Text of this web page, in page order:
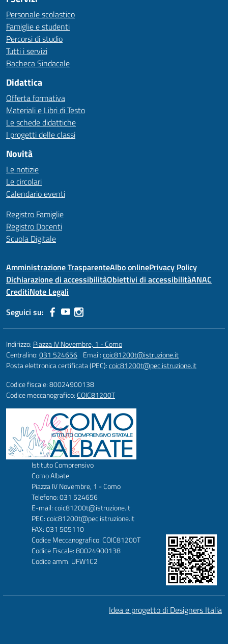
Personale scolastico
Famiglie e studenti
Percorsi di studio
Tutti i servizi
Bacheca Sindacale
Didattica
Offerta formativa
Materiali e Libri di Testo
Le schede didattiche
I progetti delle classi
Novità
Le notizie
Le circolari
Calendario eventi
Registro Famiglie
Registro Docenti
Scuola Digitale
Amministrazione TrasparenteAlbo onlinePrivacy Policy
Dichiarazione di accessibilitàObiettivi di accessibilitàANAC
CreditiNote Legali
Seguici su:
Indirizzo: Piazza IV Novembre, 1 - Como
Centralino:031 524656 Email:coic81200t@istruzione.it
Posta elettronica certificata (PEC):coic81200t@pec.istruzione.it
Codice fiscale: 80024900138
Codice meccanografico:COIC81200T
Istituto Comprensivo
Como Albate
Piazza IV Novembre, 1 - Como
Telefono: 031 524656
E-mail: coic81200t@istruzione.it
PEC: coic81200t@pec.istruzione.it
FAX: 031 505110
Codice Meccanografico: COIC81200T
Codice Fiscale: 80024900138
Codice amm. UFW1C2
Idea e progetto di Designers Italia